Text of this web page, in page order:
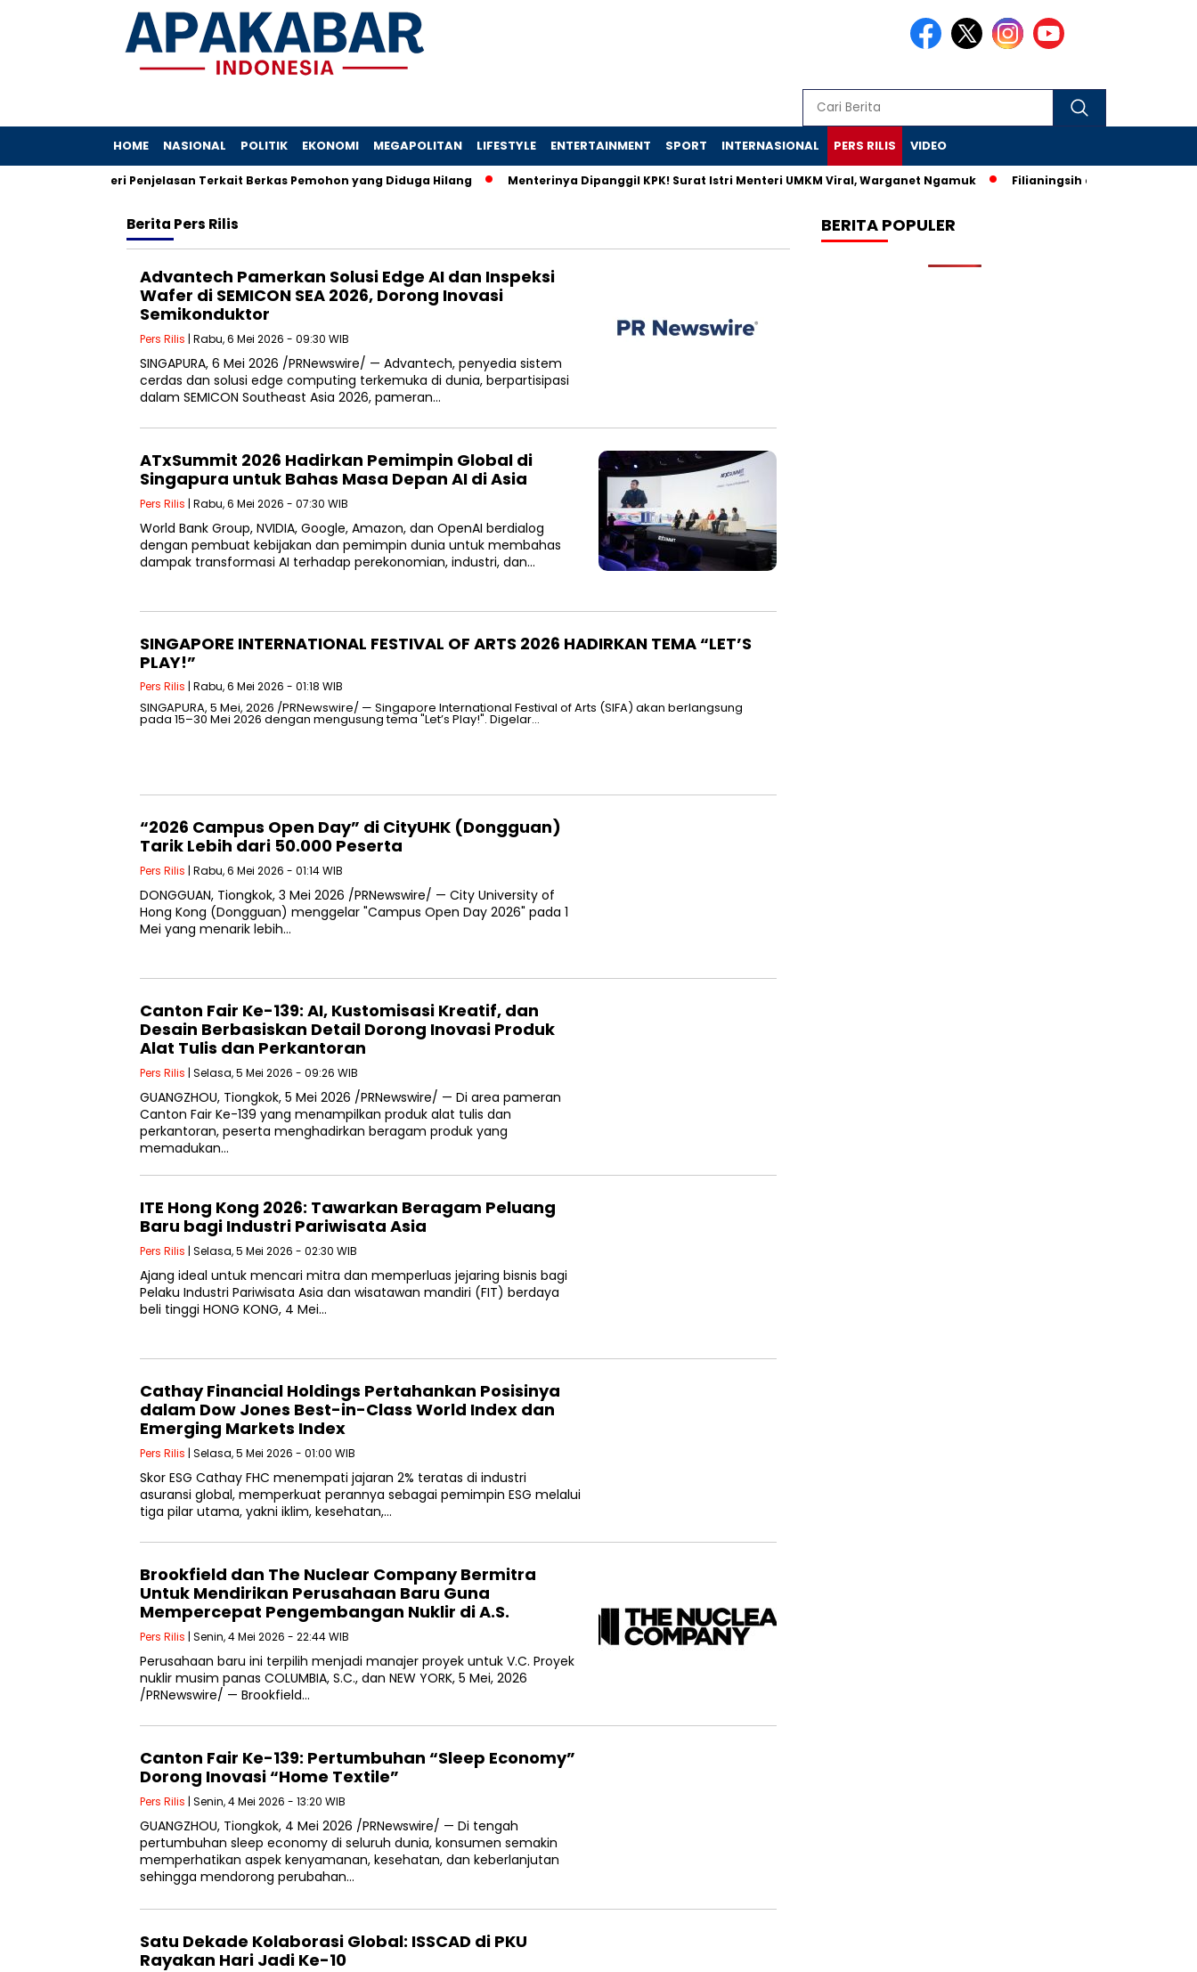
HOME NASIONAL POLITIK EKONOMI MEGAPOLITAN LIFESTYLE ENTERTAINMENT SPORT INTERNASIONAL PERS RILIS VIDEO
Bogor I Beri Penjelasan Terkait Berkas Pemohon yang Diduga Hilang Menterinya Dipanggil KPK! Surat Istri Menteri UMKM Viral, Warganet Ngamuk Filianingsih dan Anggota DPR
Berita Pers Rilis
Advantech Pamerkan Solusi Edge AI dan Inspeksi
Wafer di SEMICON SEA 2026, Dorong Inovasi
Semikonduktor
Pers Rilis | Rabu, 6 Mei 2026 - 09:30 WIB
SINGAPURA, 6 Mei 2026 /PRNewswire/ — Advantech, penyedia sistem
cerdas dan solusi edge computing terkemuka di dunia, berpartisipasi
dalam SEMICON Southeast Asia 2026, pameran…
ATxSummit 2026 Hadirkan Pemimpin Global di
Singapura untuk Bahas Masa Depan AI di Asia
Pers Rilis | Rabu, 6 Mei 2026 - 07:30 WIB
World Bank Group, NVIDIA, Google, Amazon, dan OpenAI berdialog
dengan pembuat kebijakan dan pemimpin dunia untuk membahas
dampak transformasi AI terhadap perekonomian, industri, dan…
SINGAPORE INTERNATIONAL FESTIVAL OF ARTS 2026 HADIRKAN TEMA “LET’S
PLAY!”
Pers Rilis | Rabu, 6 Mei 2026 - 01:18 WIB
SINGAPURA, 5 Mei, 2026 /PRNewswire/ — Singapore International Festival of Arts (SIFA) akan berlangsung
pada 15–30 Mei 2026 dengan mengusung tema "Let’s Play!". Digelar…
“2026 Campus Open Day” di CityUHK (Dongguan)
Tarik Lebih dari 50.000 Peserta
Pers Rilis | Rabu, 6 Mei 2026 - 01:14 WIB
DONGGUAN, Tiongkok, 3 Mei 2026 /PRNewswire/ — City University of
Hong Kong (Dongguan) menggelar "Campus Open Day 2026" pada 1
Mei yang menarik lebih…
Canton Fair Ke-139: AI, Kustomisasi Kreatif, dan
Desain Berbasiskan Detail Dorong Inovasi Produk
Alat Tulis dan Perkantoran
Pers Rilis | Selasa, 5 Mei 2026 - 09:26 WIB
GUANGZHOU, Tiongkok, 5 Mei 2026 /PRNewswire/ — Di area pameran
Canton Fair Ke-139 yang menampilkan produk alat tulis dan
perkantoran, peserta menghadirkan beragam produk yang
memadukan…
ITE Hong Kong 2026: Tawarkan Beragam Peluang
Baru bagi Industri Pariwisata Asia
Pers Rilis | Selasa, 5 Mei 2026 - 02:30 WIB
Ajang ideal untuk mencari mitra dan memperluas jejaring bisnis bagi
Pelaku Industri Pariwisata Asia dan wisatawan mandiri (FIT) berdaya
beli tinggi HONG KONG, 4 Mei…
Cathay Financial Holdings Pertahankan Posisinya
dalam Dow Jones Best-in-Class World Index dan
Emerging Markets Index
Pers Rilis | Selasa, 5 Mei 2026 - 01:00 WIB
Skor ESG Cathay FHC menempati jajaran 2% teratas di industri
asuransi global, memperkuat perannya sebagai pemimpin ESG melalui
tiga pilar utama, yakni iklim, kesehatan,…
Brookfield dan The Nuclear Company Bermitra
Untuk Mendirikan Perusahaan Baru Guna
Mempercepat Pengembangan Nuklir di A.S.
Pers Rilis | Senin, 4 Mei 2026 - 22:44 WIB
Perusahaan baru ini terpilih menjadi manajer proyek untuk V.C. Proyek
nuklir musim panas COLUMBIA, S.C., dan NEW YORK, 5 Mei, 2026
/PRNewswire/ — Brookfield…
Canton Fair Ke-139: Pertumbuhan “Sleep Economy”
Dorong Inovasi “Home Textile”
Pers Rilis | Senin, 4 Mei 2026 - 13:20 WIB
GUANGZHOU, Tiongkok, 4 Mei 2026 /PRNewswire/ — Di tengah
pertumbuhan sleep economy di seluruh dunia, konsumen semakin
memperhatikan aspek kenyamanan, kesehatan, dan keberlanjutan
sehingga mendorong perubahan…
Satu Dekade Kolaborasi Global: ISSCAD di PKU
Rayakan Hari Jadi Ke-10
BERITA POPULER